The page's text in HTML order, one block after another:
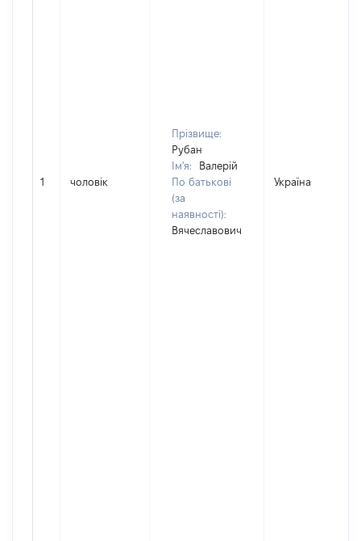
1 чоловік
Прізвище:
Рубан
Ім'я:
Валерій
По батькові
(за
наявності):
Вячеславович
Україна